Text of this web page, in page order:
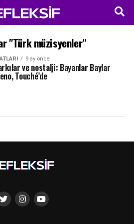
"Türk müzisyenler"
9 ay önce
ve nostalji: Bayanlar Baylar
Touché’de